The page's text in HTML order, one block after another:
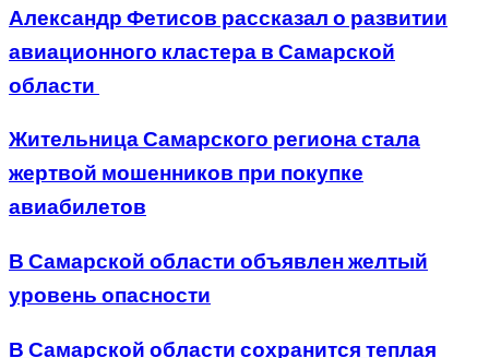
Александр Фетисов рассказал о развитии
авиационного кластера в Самарской
области
Жительница Самарского региона стала
жертвой мошенников при покупке
авиабилетов
В Самарской области объявлен желтый
уровень опасности
В Самарской области сохранится теплая